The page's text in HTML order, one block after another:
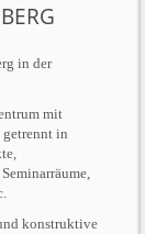
in der
mit
in
konstruktive